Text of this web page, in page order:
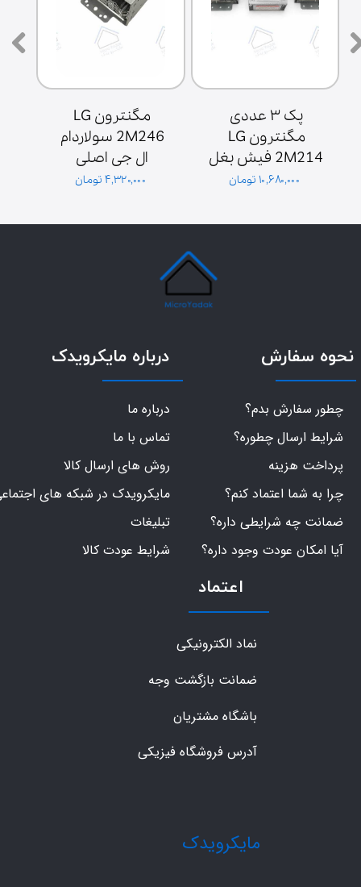
۴,۳۲۰,۰۰۰ تومان ۱۰,۶۸۰,۰۰۰ تومان
​مایکرویدک
نحوه سفارش
چطور سفارش بدم؟
شرایط ارسال چطوره؟
پرداخت هزینه
چرا به شما اعتماد کنم؟
ضمانت چه شرایطی داره؟
آیا امکان عودت وجود داره؟
اعتماد
نماد الکترونیکی
ضمانت بازگشت وجه
باشگاه مشتریان
آدرس فروشگاه فیزیکی
درباره مایکرویدک
درباره ما
تماس با ما
روش های ارسال کالا
مایکرویدک در شبکه های
تبلیغات
شرایط عودت کالا